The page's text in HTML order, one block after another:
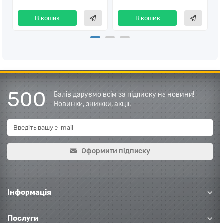
В кошик В кошик
500
Балів даруємо всім за підписку на новини!
Новинки, знижки, акції.
Оформити підписку
Інформація
Послуги